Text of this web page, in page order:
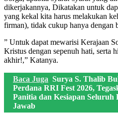
dikerjakannya, Dikatakan untuk
yang kekal kita harus melakukan
firman), tidak cukup hanya dengan
” Untuk dapat mewarisi Kerajaan
Kristus dengan sepenuh hati, serta
akhir!,” Katanya.
Baca Juga Surya S. Thalib
Perdana RRI Fest 2026,
Panitia dan Kesiapan Seluruh
Jawab